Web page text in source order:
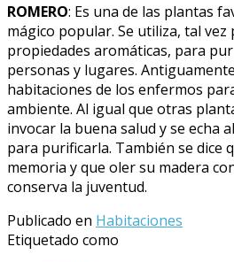
ROMERO: Es una de las plantas
mágico popular. Se utiliza, tal vez
propiedades aromáticas, para
personas y lugares.
habitaciones de los enfermos
ambiente. Al igual que otras
invocar la buena salud y se echa
para purificarla. También se dice
memoria y que oler su madera
conserva la juventud.
Publicado en Habitaciones
Etiquetado como